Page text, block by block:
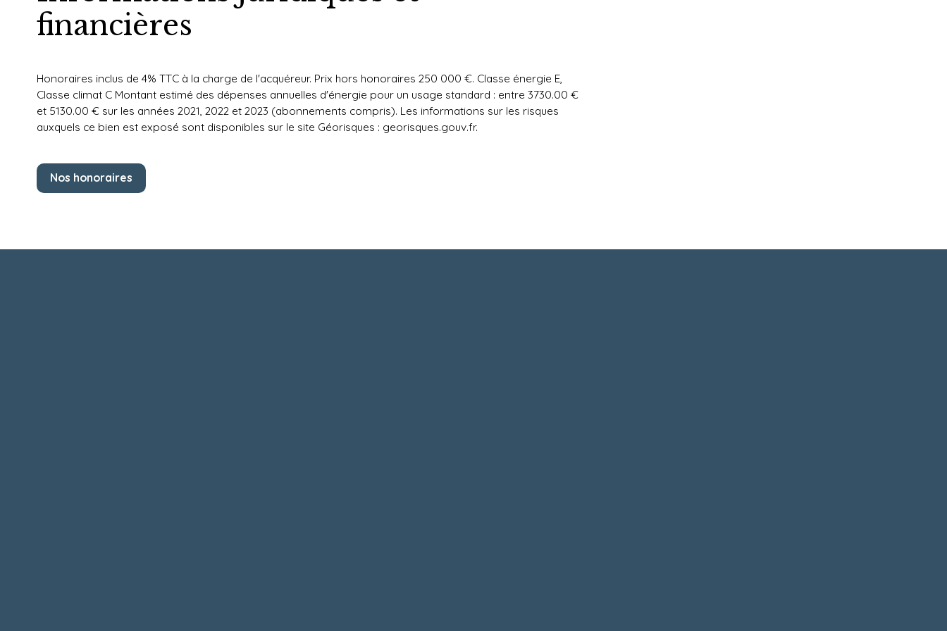
financières
Honoraires inclus de 4% TTC à la charge de l'acquéreur. Prix hors honoraires 250 000 €. Classe énergie E,
Classe climat C Montant estimé des dépenses annuelles d'énergie pour un usage standard : entre 3730.00 €
et 5130.00 € sur les années 2021, 2022 et 2023 (abonnements compris). Les informations sur les risques
auxquels ce bien est exposé sont disponibles sur le site Géorisques : georisques.gouv.fr.
Nos honoraires